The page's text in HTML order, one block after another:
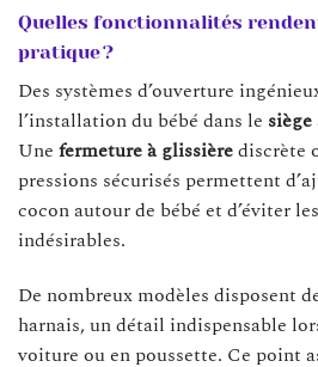
Quelles fonctionnalités
pratique ?
Des systèmes d’ouverture
l’installation du bébé dans le
Une fermeture à glissièrediscrète
pressions sécurisés permettent
cocon autour de bébé et d’éviter
indésirables.
De nombreux modèles disposent
harnais, un détail indispensable
voiture ou en poussette. Ce point